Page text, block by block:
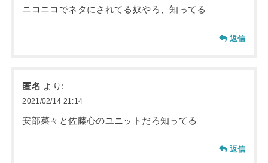
ニコニコでネタにされてる奴やろ、知ってる
返信
匿名 より:
2021/02/14 21:14
安部菜々と佐藤心のユニットだろ知ってる
返信